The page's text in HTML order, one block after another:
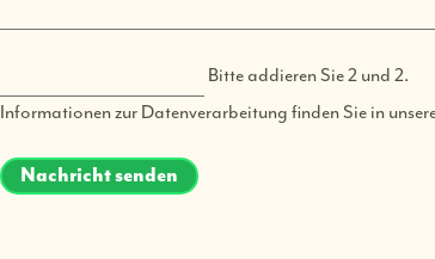
Bitte addieren Sie 2 und 2.
Informationen zur Datenverarbeitung finden Sie in
Nachricht senden